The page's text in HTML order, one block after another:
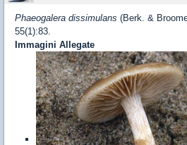
Phaeogalera dissimulans (Berk. &
55(1):83.
Immagini Allegate